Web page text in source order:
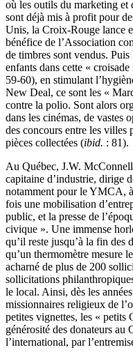
où les outils du marketing et
sont déjà mis à profit pour
Unis, la Croix-Rouge lance
bénéfice de l’Association
de timbres sont vendus.
enfants dans cette «
59-60), en stimulant
New Deal, ce sont les «
contre la polio. Sont alors
dans les cinémas, de vastes
des concours entre les
pièces collectées (ibid. : 81).
Au Québec, J.W.
capitaine d’industrie, dirige
notamment pour le YMCA,
fois une mobilisation
public, et la presse de
civique ». Une immense
qu’il reste jusqu’à la fin des
qu’un thermomètre mesure
acharné de plus de 200
sollicitations
le local. Ainsi, dès les
missionnaires religieux de
petites vignettes, les « petits
générosité des donateurs au
l’international, par